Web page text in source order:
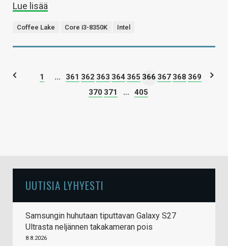
Lue lisää
Coffee Lake Core i3-8350K Intel
1 ... 361 362 363 364 365 366 367 368 369
370 371 ... 405
UUTISIA LYHYESTI
Samsungin huhutaan tiputtavan Galaxy S27
Ultrasta neljännen takakameran pois
8.8.2026